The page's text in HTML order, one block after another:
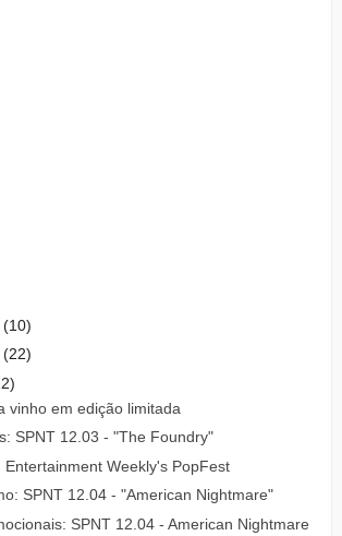
(10)
(22)
vinho em edição limitada
SPNT 12.03 - "The Foundry"
Entertainment Weekly's PopFest
SPNT 12.04 - "American Nightmare"
SPNT 12.04 - American Nightmare